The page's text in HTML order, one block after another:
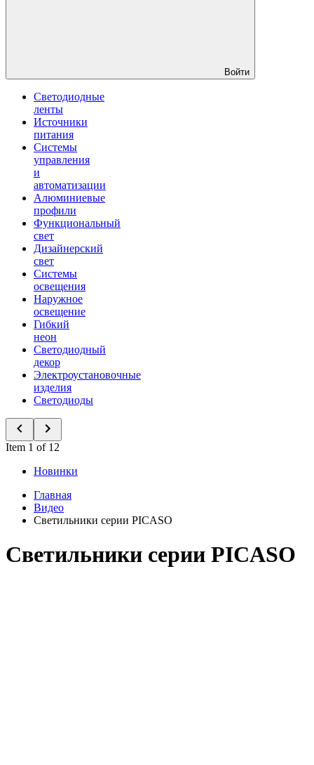
Войти
Светодиодные
ленты
Источники
питания
Системы
управления
и
автоматизации
Алюминиевые
профили
Функциональный
свет
Дизайнерский
свет
Системы
освещения
Наружное
освещение
Гибкий
неон
Светодиодный
декор
Электроустановочные
изделия
Светодиоды
Item 1 of 12
Новинки
Главная
Видео
Светильники серии PICASO
Светильники серии PICASO